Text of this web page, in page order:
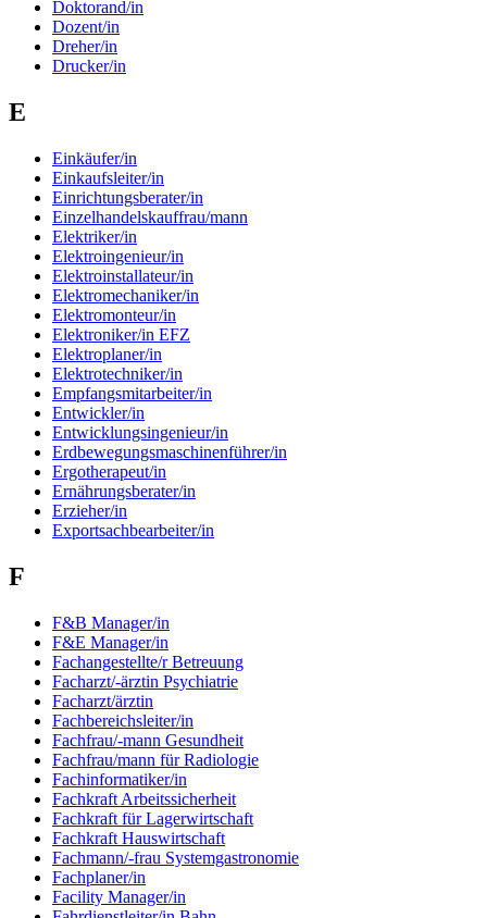
Doktorand/in
Dozent/in
Dreher/in
Drucker/in
E
Einkäufer/in
Einkaufsleiter/in
Einrichtungsberater/in
Einzelhandelskauffrau/mann
Elektriker/in
Elektroingenieur/in
Elektroinstallateur/in
Elektromechaniker/in
Elektromonteur/in
Elektroniker/in EFZ
Elektroplaner/in
Elektrotechniker/in
Empfangsmitarbeiter/in
Entwickler/in
Entwicklungsingenieur/in
Erdbewegungsmaschinenführer/in
Ergotherapeut/in
Ernährungsberater/in
Erzieher/in
Exportsachbearbeiter/in
F
F&B Manager/in
F&E Manager/in
Fachangestellte/r Betreuung
Facharzt/-ärztin Psychiatrie
Facharzt/ärztin
Fachbereichsleiter/in
Fachfrau/-mann Gesundheit
Fachfrau/mann für Radiologie
Fachinformatiker/in
Fachkraft Arbeitssicherheit
Fachkraft für Lagerwirtschaft
Fachkraft Hauswirtschaft
Fachmann/-frau Systemgastronomie
Fachplaner/in
Facility Manager/in